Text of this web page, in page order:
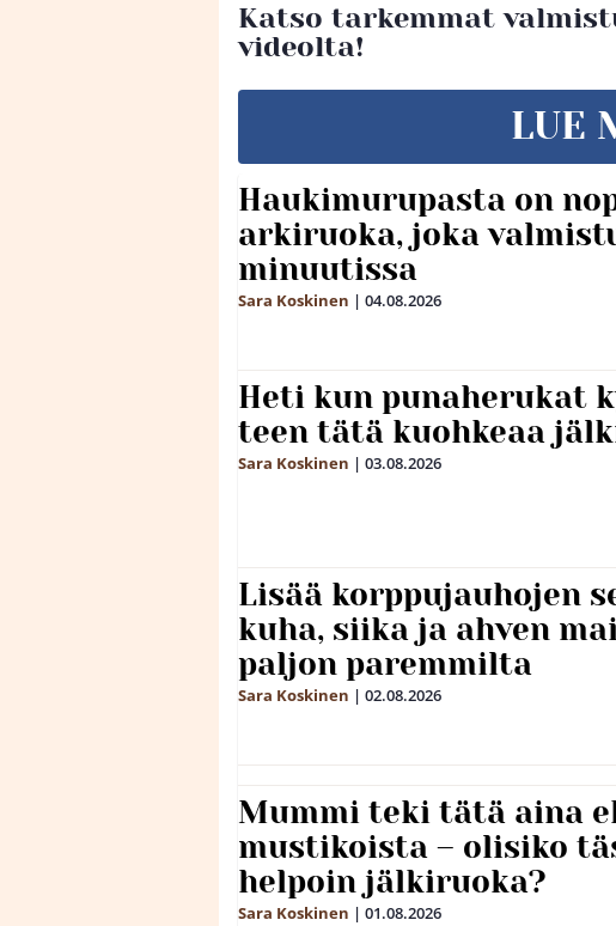
Katso tarkemmat
videolta!
LUE
Haukimurupasta on
arkiruoka, joka
minuutissa
Sara Koskinen | 04.08.2026
Heti kun punaherukat
teen tätä kuohkeaa
Sara Koskinen | 03.08.2026
Lisää korppujauhojen
kuha, siika ja ahven
paljon paremmilta
Sara Koskinen | 02.08.2026
Mummi teki tätä aina
mustikoista – olisiko
helpoin jälkiruoka?
Sara Koskinen | 01.08.2026